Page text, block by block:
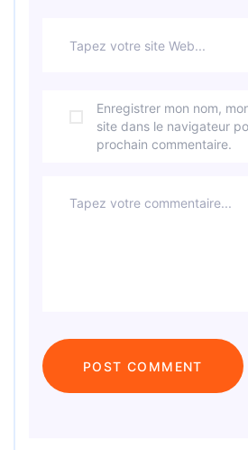
Enregistrer mon nom,
site dans le navigateur
prochain commentaire.